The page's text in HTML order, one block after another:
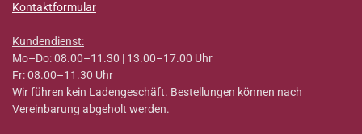
Kontaktformular
Kundendienst:
Mo–Do: 08.00–11.30 | 13.00–17.00 Uhr
Fr: 08.00–11.30 Uhr
Wir führen kein Ladengeschäft. Bestellungen können nach
Vereinbarung abgeholt werden.